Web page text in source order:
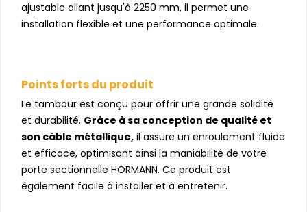
ajustable allant jusqu'à 2250 mm, il permet une
installation flexible et une performance optimale.
Points forts du produit
Le tambour est conçu pour offrir une grande solidité
et durabilité. Grâce à sa conception de qualité et
son câble métallique, il assure un enroulement fluide
et efficace, optimisant ainsi la maniabilité de votre
porte sectionnelle HÖRMANN. Ce produit est
également facile à installer et à entretenir.